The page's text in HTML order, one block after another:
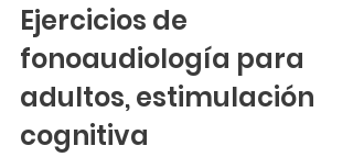
Ejercicios de
fonoaudiología para
adultos, estimulación
cognitiva